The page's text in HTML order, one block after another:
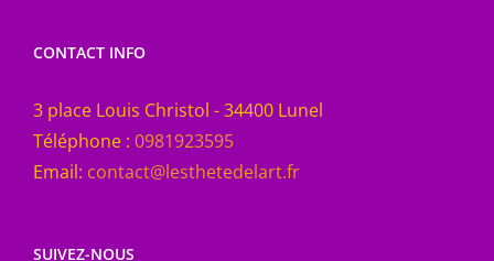
CONTACT INFO
3 place Louis Christol - 34400 Lunel
Téléphone : 0981923595
Email: contact@lesthetedelart.fr
SUIVEZ-NOUS